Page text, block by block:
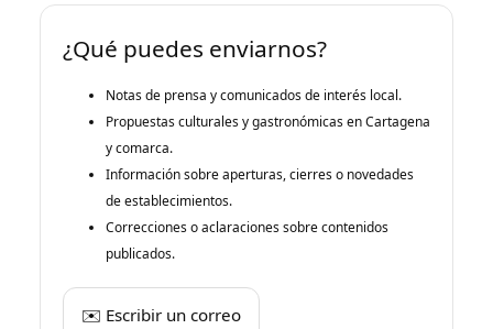
¿Qué puedes enviarnos?
Notas de prensa y comunicados de interés local.
Propuestas culturales y gastronómicas en Cartagena
y comarca.
Información sobre aperturas, cierres o novedades
de establecimientos.
Correcciones o aclaraciones sobre contenidos
publicados.
✉️ Escribir un correo